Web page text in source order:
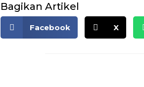
Bagikan Artikel
Facebook X